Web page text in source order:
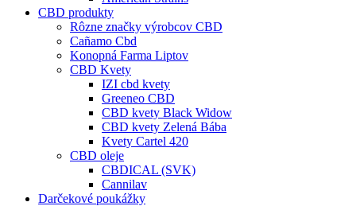
CBD produkty
Rôzne značky výrobcov CBD
Cañamo Cbd
Konopná Farma Liptov
CBD Kvety
IZI cbd kvety
Greeneo CBD
CBD kvety Black Widow
CBD kvety Zelená Bába
Kvety Cartel 420
CBD oleje
CBDICAL (SVK)
Cannilav
Darčekové poukážky